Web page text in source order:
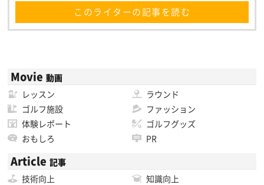
このライターの記事を読む
Movie 動画
レッスン
ラウンド
ゴルフ施設
ファッション
体験レポート
ゴルフグッズ
おもしろ
PR
Article 記事
技術向上
知識向上